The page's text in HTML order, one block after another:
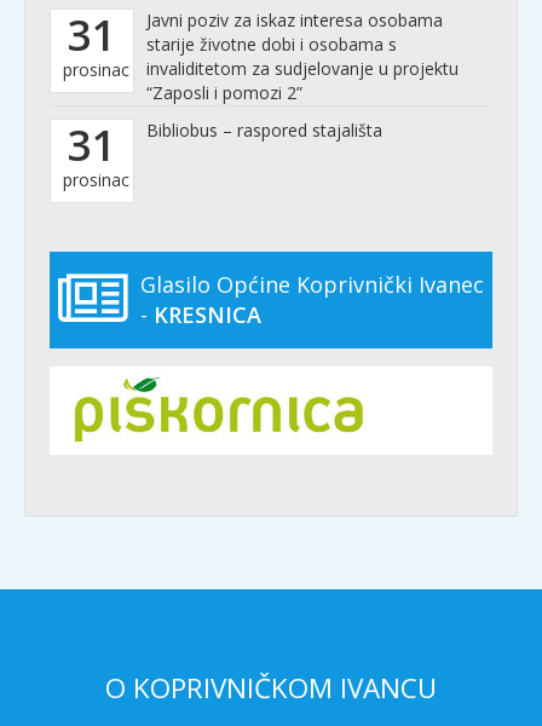
31
prosinac
Javni poziv za iskaz interesa osobama
starije životne dobi i osobama s
invaliditetom za sudjelovanje u projektu
“Zaposli i pomozi 2”
31
prosinac
Bibliobus – raspored stajališta
Glasilo Općine Koprivnički Ivanec
- KRESNICA
O KOPRIVNIČKOM IVANCU